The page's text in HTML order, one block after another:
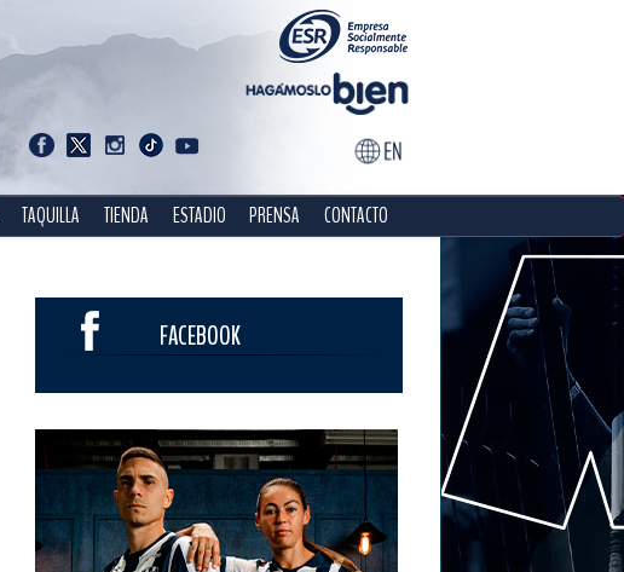
TAQUILLA TIENDA ESTADIO PRENSA CONTACTO
FACEBOOK